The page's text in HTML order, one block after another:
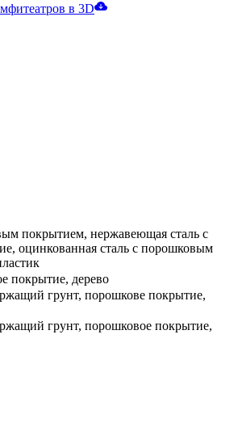
в 3D
покрытием, нержавеющая сталь с
оцинкованная сталь с порошковым
покрытие, дерево
грунт, порошкове покрытие,
грунт, порошковое покрытие,